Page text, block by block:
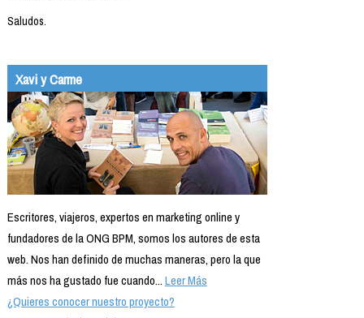
Saludos.
Xavi y Carme
Escritores, viajeros, expertos en marketing online y
fundadores de la ONG BPM, somos los autores de esta
web. Nos han definido de muchas maneras, pero la que
más nos ha gustado fue cuando...Leer Más
¿Quieres conocer nuestro proyecto?